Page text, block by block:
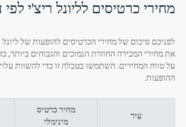
מחירי כרטיסים לליונל ריצ'י לפי
לפניכם סיכום של מחירי הכרטיסים להופעות של ליונל
את מחירי המכירה החוזרת הנמוכים והגבוהים ביותר,
על טווח המחירים. השתמשו בטבלה זו כדי להשוות
ההופעות.
עִיר
מחיר כרטיס
מינימלי